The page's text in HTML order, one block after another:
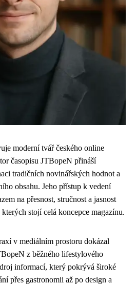
moderní tvář českého online
časopisu JTBopeN přináší
tradičních novinářských hodnot a
obsahu. Jeho přístup k vedení
na přesnost, stručnost a jasnost
stojí celá koncepce magazínu.
v mediálním prostoru dokázal
z běžného lifestylového
informací, který pokrývá široké
přes gastronomii až po design a